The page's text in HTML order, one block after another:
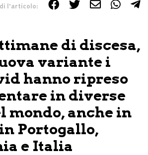
l'articolo:
di discesa,
variante i
hanno ripreso
in diverse
mondo, anche in
Portogallo,
e Italia